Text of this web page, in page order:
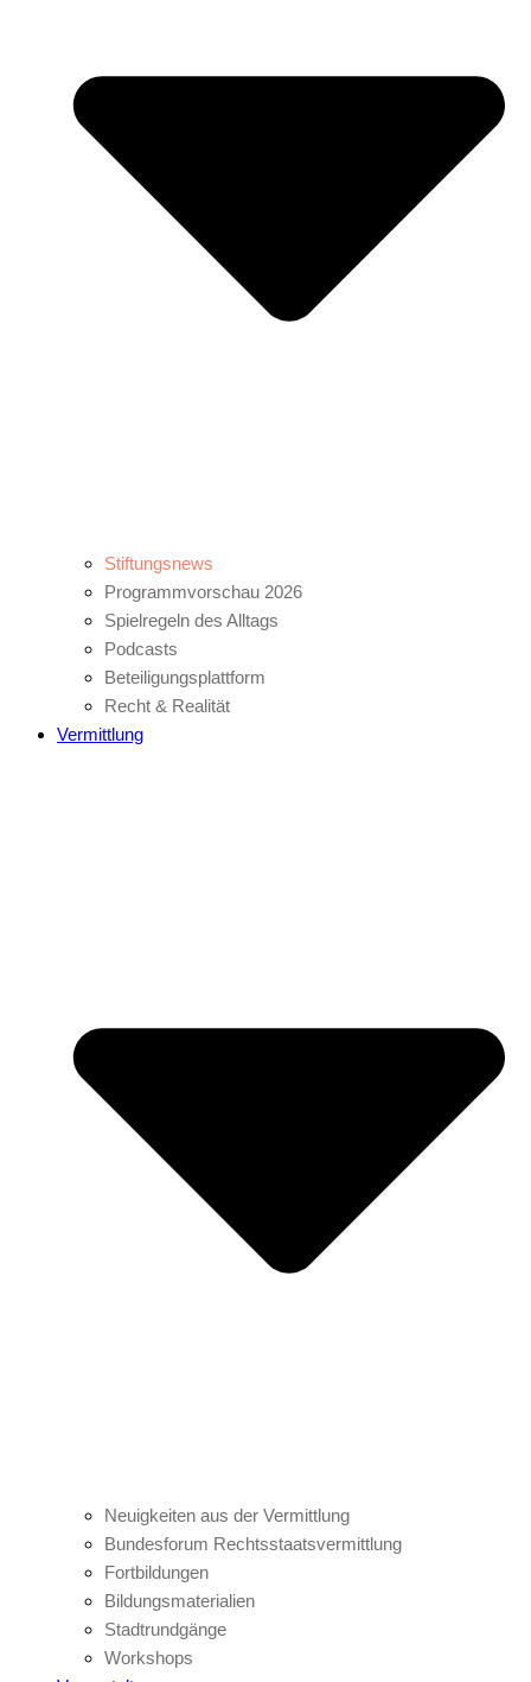
Stiftungsnews
Programmvorschau 2026
Spielregeln des Alltags
Podcasts
Beteiligungsplattform
Recht & Realität
Vermittlung
Neuigkeiten aus der Vermittlung
Bundesforum Rechtsstaatsvermittlung
Fortbildungen
Bildungsmaterialien
Stadtrundgänge
Workshops